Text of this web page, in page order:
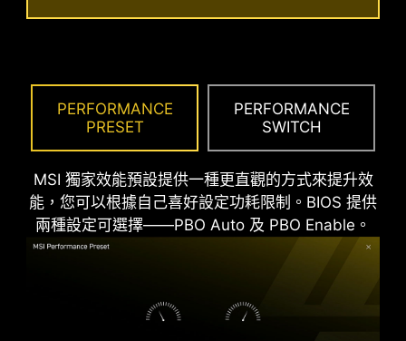
PERFORMANCE
PRESET
PERFORMANCE
SWITCH
MSI 獨家效能預設提供一種更直觀的方式來提升效
能，您可以根據自己喜好設定功耗限制。BIOS 提供
兩種設定可選擇——PBO Auto 及 PBO Enable。
*Supports BIOS versions after AGESA 1.2.0.2b.